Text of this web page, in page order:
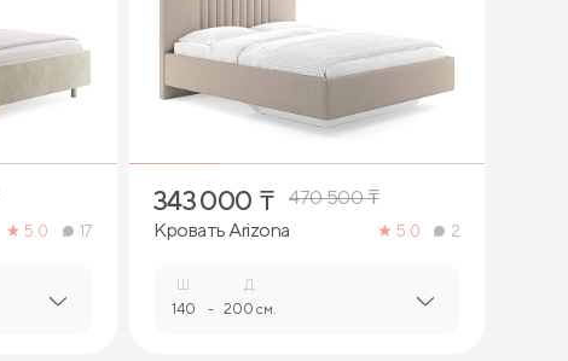
5.0 17
4
343 000 ₸ 470 500₸
Кровать Arizona
5.0 2
Ш.
140 -
Д.
200 см.